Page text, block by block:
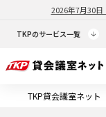
2026年7月30日
TKPのサービス一覧
TKP貸会議室ネット